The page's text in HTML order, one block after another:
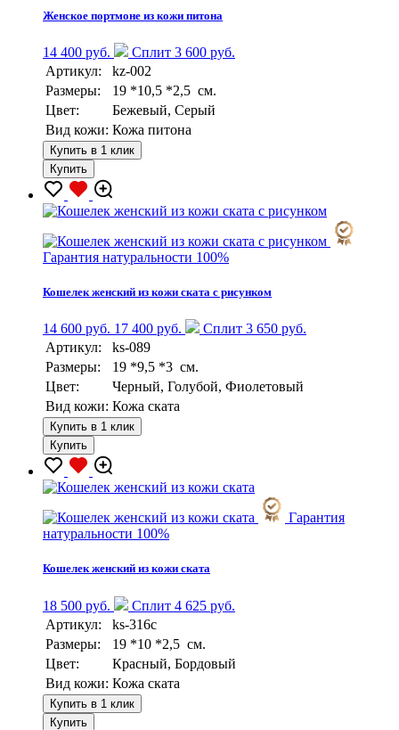
Женское портмоне из кожи питона
14 400 руб.
Сплит 3 600 руб.
Артикул:
kz-002
Размеры:
19 *10,5 *2,5 см.
Цвет:
Бежевый, Серый
Вид кожи: Кожа питона
Купить в 1 клик
Купить
Гарантия натуральности 100%
Кошелек женский из кожи ската с рисунком
14 600 руб. 17 400 руб.
Сплит 3 650 руб.
Артикул:
ks-089
Размеры:
19 *9,5 *3 см.
Цвет:
Черный, Голубой, Фиолетовый
Вид кожи: Кожа ската
Купить в 1 клик
Купить
Гарантия
натуральности 100%
Кошелек женский из кожи ската
18 500 руб.
Сплит 4 625 руб.
Артикул:
ks-316c
Размеры:
19 *10 *2,5 см.
Цвет:
Красный, Бордовый
Вид кожи: Кожа ската
Купить в 1 клик
Купить